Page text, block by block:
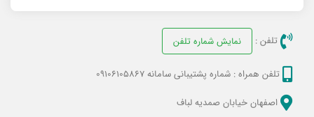
تلفن : نمایش شماره تلفن
تلفن همراه : شماره پشتیبانی سامانه 09106105867
اصفهان خیابان صمدیه لباف